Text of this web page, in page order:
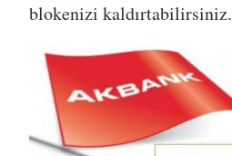
blokenizi kaldırtabilirsiniz.